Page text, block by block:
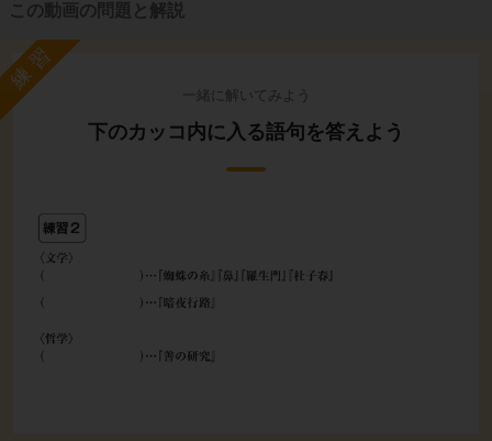
この動画の問題と解説
練習
一緒に解いてみよう
下のカッコ内に入る語句を答えよう